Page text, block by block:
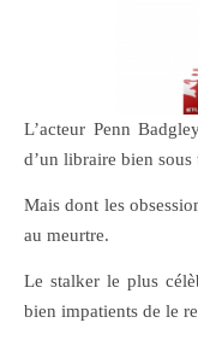
L’acteur Penn
d’un libraire bien sous
Mais dont les
au meurtre.
Le stalker le plus
bien impatients de le